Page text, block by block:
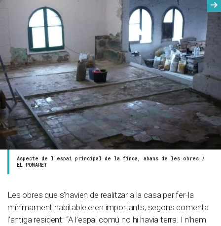
Aspecte de l'espai principal de la finca, abans de les obres /
EL POMARET
Les obres que s’havien de realitzar a la casa per fer-la
mínimament habitable eren importants, segons comenta
l’antiga resident: “A l’espai comú no hi havia terra. I n’hem